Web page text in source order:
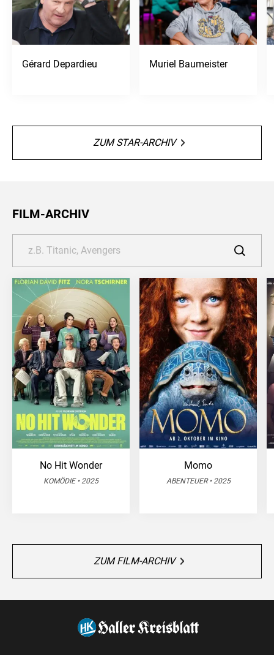
Gérard Depardieu Muriel Baumeister
ZUM STAR-ARCHIV
FILM-ARCHIV
No Hit Wonder
KOMÖDIE • 2025
Momo
ABENTEUER • 2025
ZUM FILM-ARCHIV